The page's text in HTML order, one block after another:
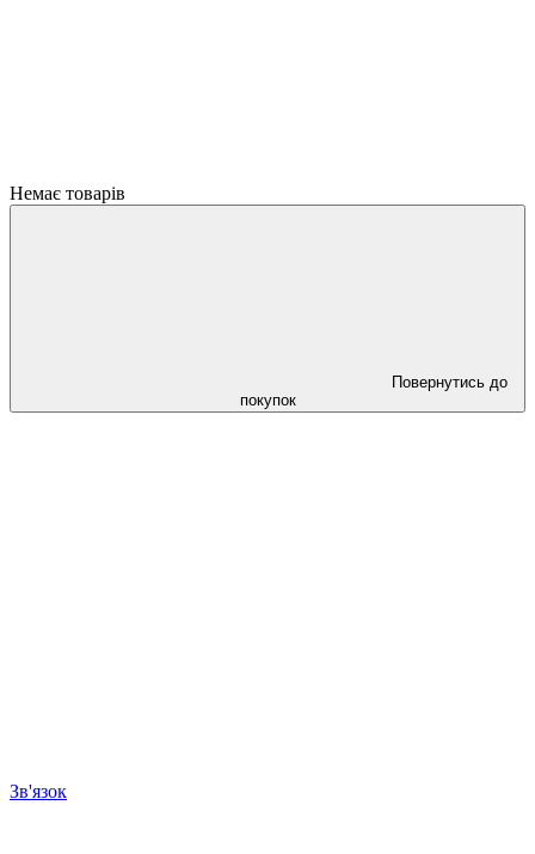
Немає товарів
Повернутись до
покупок
Зв'язок